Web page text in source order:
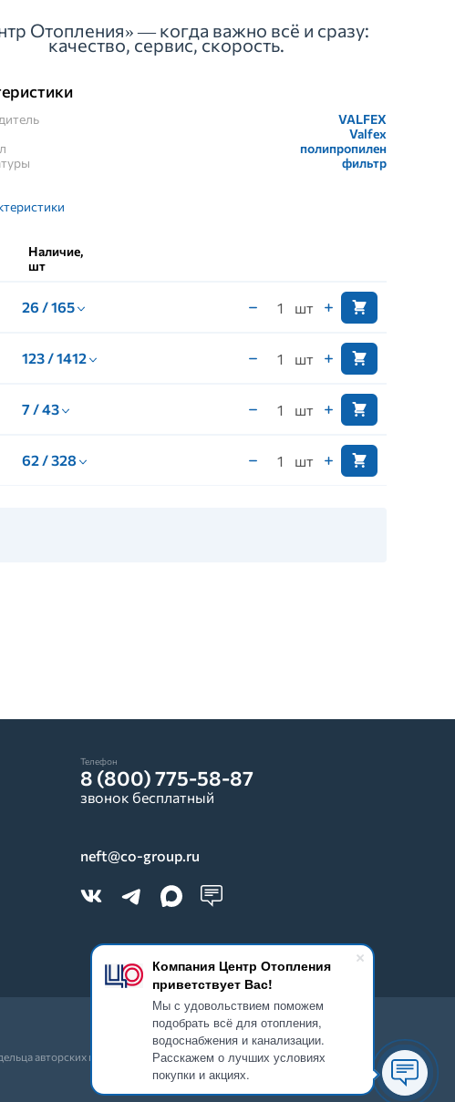
Отопления» — когда важно всё и сразу:
качество, сервис, скорость.
VALFEX
Valfex
полипропилен
фильтр
Наличие,
шт
26 / 165 шт
123 / 1412 шт
7 / 43 шт
62 / 328 шт
Телефон
8 (800) 775-58-87
звонок бесплатный
neft@co-group.ru
авторских прав запрещено.
Компания Центр Отопления
приветствует Вас!
Мы с удовольствием поможем
подобрать всё для отопления,
водоснабжения и канализации.
Расскажем о лучших условиях
покупки и акциях.